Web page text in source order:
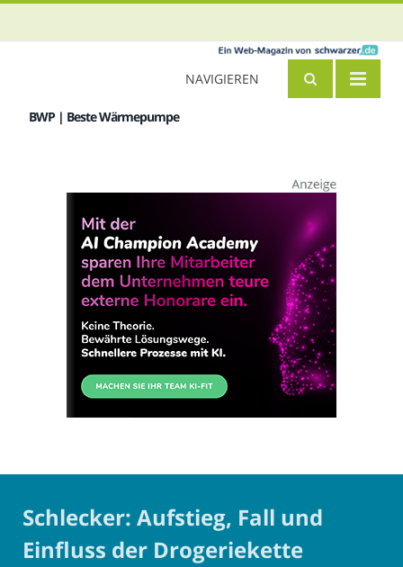
BWP | Beste Wärmepumpe
NAVIGIEREN
Schlecker: Aufstieg, Fall und
Einfluss der Drogeriekette